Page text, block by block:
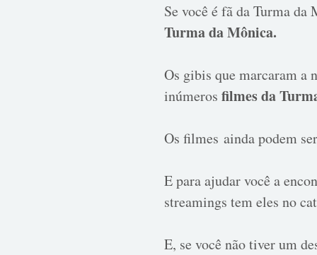
Se você é fã da Turma
Turma da Mônica.
Os gibis que marcaram a
inúmeros filmes da
Os filmes ainda podem
E para ajudar você a
streamings tem eles no
E, se você não tiver um